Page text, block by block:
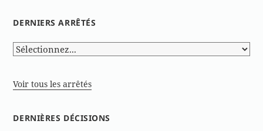
DERNIERS ARRÊTÉS
Voir tous les arrêtés
DERNIÈRES DÉCISIONS